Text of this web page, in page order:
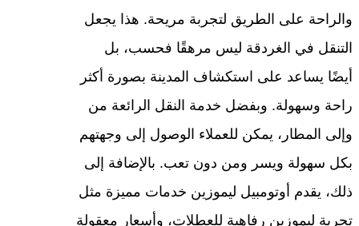
والراحة على الطريق لتجربة مريحة. هذا يجعل
التنقل في الغردقة ليس مرهقًا فحسب، بل
أيضًا يساعد على استكشاف المدينة بصورة أكثر
راحة وسهولة. وبفضل خدمة النقل الرائعة من
وإلى المطار، يمكن للعملاء الوصول إلى وجهتهم
بكل سهولة ويسر ومن دون تعب. بالإضافة إلى
ذلك، يقدم أوتومبيل ليموزين خدمات مميزة مثل
تجربة ليموزين رفاهية للعطلات، وأسعار معقولة